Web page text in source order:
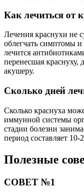
Как лечиться от
Лечения краснухи не
облегчать симптомы
лечится
перенесшая краснуху,
акушеру.
Сколько дней
Сколько краснуха
иммунной системы
стадии болезни
период составляет 10-
Полезные
СОВЕТ №1